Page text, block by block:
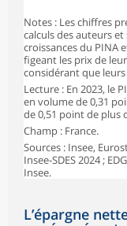
Notes : Les chiffres
calculs des auteurs
croissances du PINA
figeant les prix de
considérant que
Lecture : En 2023, le
en volume de 0,31
de 0,51 point de plus
Champ : France.
Sources : Insee,
Insee-SDES 2024 ;
Insee.
L’épargne